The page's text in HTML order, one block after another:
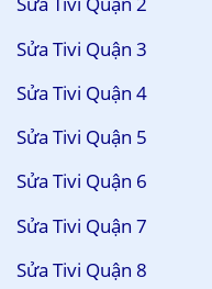
Sửa Tivi Quận 3
Sửa Tivi Quận 4
Sửa Tivi Quận 5
Sửa Tivi Quận 6
Sửa Tivi Quận 7
Sửa Tivi Quận 8